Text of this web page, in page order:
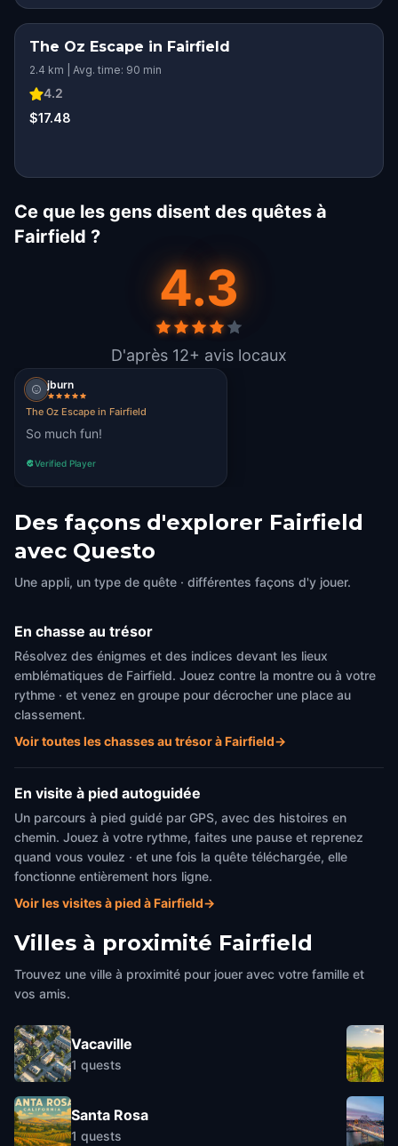
The Oz Escape in Fairfield
2.4 km | Avg. time: 90 min
4.2
$17.48
Ce que les gens disent des quêtes à
Fairfield ?
4.3
D'après 12+ avis locaux
jburn
The Oz Escape in Fairfield
So much fun!
Verified Player
Des façons d'explorer Fairfield
avec Questo
Une appli, un type de quête · différentes façons d'y jouer.
En chasse au trésor
Résolvez des énigmes et des indices devant les lieux
emblématiques de Fairfield. Jouez contre la montre ou à votre
rythme · et venez en groupe pour décrocher une place au
classement.
Voir toutes les chasses au trésor à Fairfield→
En visite à pied autoguidée
Un parcours à pied guidé par GPS, avec des histoires en
chemin. Jouez à votre rythme, faites une pause et reprenez
quand vous voulez · et une fois la quête téléchargée, elle
fonctionne entièrement hors ligne.
Voir les visites à pied à Fairfield→
Villes à proximité Fairfield
Trouvez une ville à proximité pour jouer avec votre famille et
vos amis.
Vacaville
1 quests
Santa Rosa
1 quests